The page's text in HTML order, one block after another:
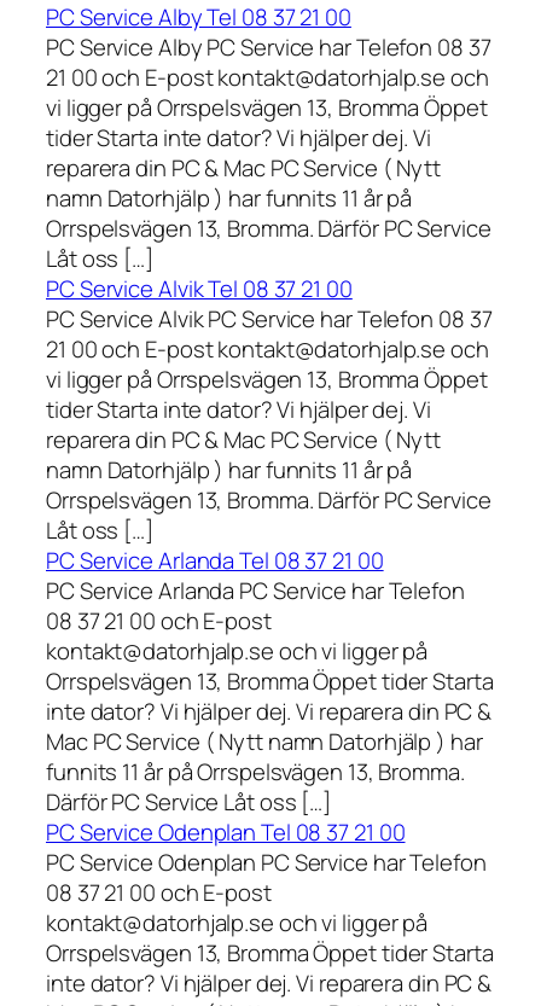
PC Service Alby Tel 08 37 21 00
PC Service Alby PC Service har Telefon 08 37
21 00 och E-post kontakt@datorhjalp.se och
vi ligger på Orrspelsvägen 13, Bromma Öppet
tider Starta inte dator? Vi hjälper dej. Vi
reparera din PC & Mac PC Service ( Nytt
namn Datorhjälp ) har funnits 11 år på
Orrspelsvägen 13, Bromma. Därför PC Service
Låt oss […]
PC Service Alvik Tel 08 37 21 00
PC Service Alvik PC Service har Telefon 08 37
21 00 och E-post kontakt@datorhjalp.se och
vi ligger på Orrspelsvägen 13, Bromma Öppet
tider Starta inte dator? Vi hjälper dej. Vi
reparera din PC & Mac PC Service ( Nytt
namn Datorhjälp ) har funnits 11 år på
Orrspelsvägen 13, Bromma. Därför PC Service
Låt oss […]
PC Service Arlanda Tel 08 37 21 00
PC Service Arlanda PC Service har Telefon
08 37 21 00 och E-post
kontakt@datorhjalp.se och vi ligger på
Orrspelsvägen 13, Bromma Öppet tider Starta
inte dator? Vi hjälper dej. Vi reparera din PC &
Mac PC Service ( Nytt namn Datorhjälp ) har
funnits 11 år på Orrspelsvägen 13, Bromma.
Därför PC Service Låt oss […]
PC Service Odenplan Tel 08 37 21 00
PC Service Odenplan PC Service har Telefon
08 37 21 00 och E-post
kontakt@datorhjalp.se och vi ligger på
Orrspelsvägen 13, Bromma Öppet tider Starta
inte dator? Vi hjälper dej. Vi reparera din PC &